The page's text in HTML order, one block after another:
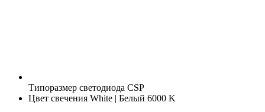
Типоразмер светодиода CSP
Цвет свечения White | Белый 6000 K